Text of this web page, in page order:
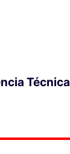
Técnica